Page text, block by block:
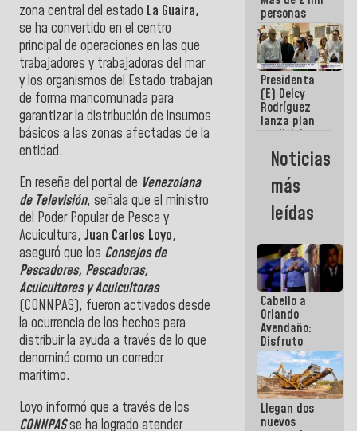
zona central del estado La Guaira,
se ha convertido en el centro
principal de operaciones en las que
trabajadores y trabajadoras del mar
y los organismos del Estado trabajan
de forma mancomunada para
garantizar la distribución de insumos
básicos a las zonas afectadas de la
entidad.
En reseña del portal de Venezolana
de Televisión, señala que el ministro
del Poder Popular de Pesca y
Acuicultura, Juan Carlos Loyo,
aseguró que los Consejos de
Pescadores, Pescadoras,
Acuicultores y Acuicultoras
(CONNPAS), fueron activados desde
la ocurrencia de los hechos para
distribuir la ayuda a través de lo que
denominó como un corredor
marítimo.
Loyo informó que a través de los
CONNPASse ha logrado atender
personas
beneficiadas
con planes
para
atención de
emergencia
sísmica en
la última
semana
Presidenta
(E) Delcy
Rodríguez
lanza plan
crediticio
con subsidio
a Juntas de
Condominio
Noticias
más
leídas
Cabello a
Orlando
Avendaño:
Disfruto
cada vez
que escribes
porque lo
que haces
es
embarrarla
Llegan dos
nuevos